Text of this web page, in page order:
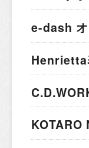
e-dash
Henrietta
KOTARO